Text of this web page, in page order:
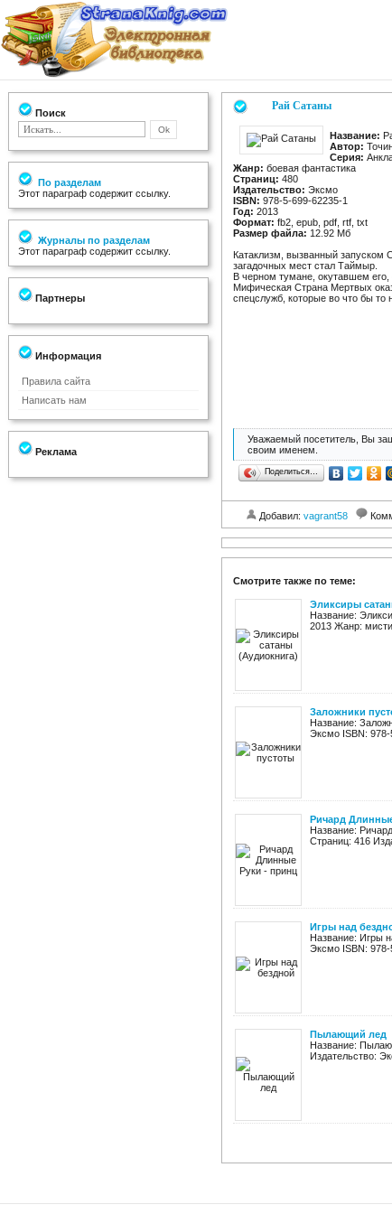
Поиск
По разделам
Этот параграф содержит ссылку.
Журналы по разделам
Этот параграф содержит ссылку.
Партнеры
Информация
Правила сайта
Написать нам
Реклама
Рай Сатаны
Название:
Автор:
Серия:
Жанр: боевая фантастика
Страниц: 480
Издательство: Эксмо
ISBN: 978-5-699-62235-1
Год: 2013
Формат: fb2, epub, pdf, rtf, txt
Размер файла: 12.92 Мб
Катаклизм, вызванный запуском
загадочных мест стал Таймыр.
В черном тумане, окутавшем его,
Мифическая Страна Мертвых
спецслужб, которые во что бы то
Уважаемый посетитель, Вы
своим именем.
Поделиться…
Добавил: vagrant58
Смотрите также по теме:
Эликсиры
Название:
2013 Жанр:
Заложники
Название:
Эксмо ISBN: 978-
Ричард
Название:
Страниц: 416
Игры над
Название: Игры
Эксмо ISBN:
Пылающий лед
Название:
Издательство: